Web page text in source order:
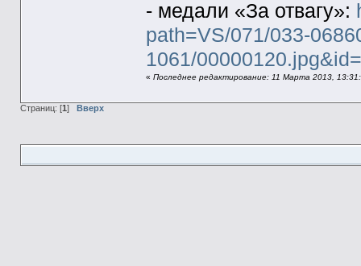
- медали «За отвагу»:
path=VS/071/033-
1061/
« Последнее редактирование: 11 Марта 2013,
Страниц: [1] Вверх